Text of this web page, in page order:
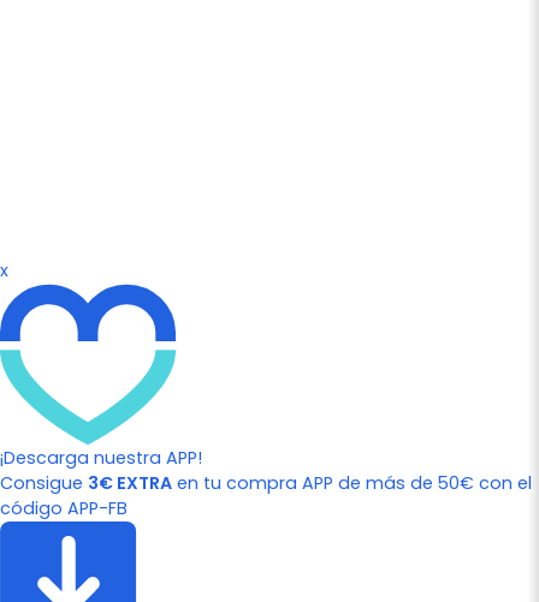
x
¡Descarga nuestra APP!
Consigue 3€ EXTRA en tu compra APP de más de 50€ con el
código APP-FB